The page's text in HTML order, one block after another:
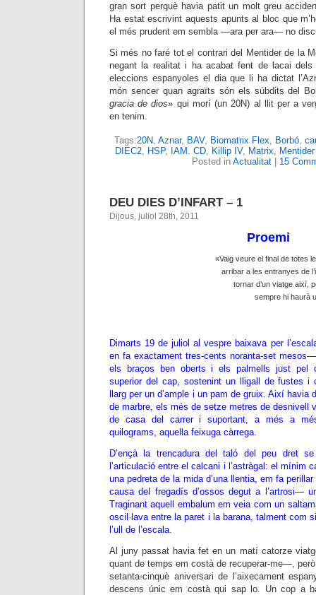
gran sort perquè havia patit un molt greu
Ha estat escrivint aquests apunts al bloc que
el més prudent em sembla —ara per ara— no
Si més no faré tot el contrari del Mentider de la
negant la realitat i ha acabat fent de lacai
eleccions espanyoles el dia que li ha dictat
món sencer quan agraïts són els súbdits del
gracia de dios» qui morí(un 20N) al llit per a
en tenim.
Tags:20N, Aznar, BAV, Biomatrix Flex, Borbó,
DIEC2, HSP, IAM. CD, Killip IV, Matrix,
Posted in Actualitat 15
DEU DIES D’INFART – 1
Dijous, juliol 28th, 2011
Proemi
«Vaig veure el final de totes
arribar a les entranyes de
tornar d’un viatge així,
sempre hi haurà
Dimarts 19 de juliol al vespre baixava per
en fa exactament tres-cents noranta-set
els braços ben oberts i els palmells just pel
superior del cap, sostenint un lligall de fustes i
llarg per un d’ample i un pam de gruix. Així havia
de marbre, els més de setze metres de desnivell
de casa del carrer i suportant, a més a
quilograms, aquella feixuga càrrega.
D’ençà la trencadura del taló del peu dret se
l’articulació entre el calcani i l’astràgal: el mínim
una pedreta de la mida d’una llentia, em fa
causa del fregadís d’ossos degut a l’artrosi—
Traginant aquell embalum em veia com un
oscil·lava entre la paret i la barana, talment com
l’ull de l’escala.
Al juny passat havia fet en un matí catorze
quant de temps em costà de recuperar-me—,
setanta-cinquè aniversari de l’aixecament
descens únic em costà qui sap lo. Un cop a